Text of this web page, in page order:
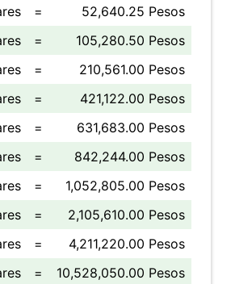
=
52,640.25 Pesos
=
105,280.50 Pesos
=
210,561.00 Pesos
=
421,122.00 Pesos
=
631,683.00 Pesos
=
842,244.00 Pesos
=
1,052,805.00 Pesos
=
2,105,610.00 Pesos
=
4,211,220.00 Pesos
= 10,528,050.00 Pesos